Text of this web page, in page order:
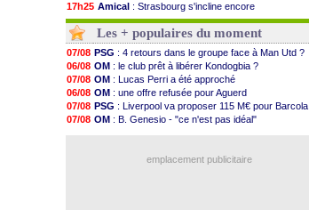
17h25 Amical : Strasbourg s'incline encore
17h08 Amical: Lille s'impose à Hambourg
16h55
Lens: Ganiou prolongé jusqu'en 2030 (officiel)
16h31 OM: le PSG, les précisions de Benatia
16h11
Amical: Paris SG-Man Utd, les compos
16h06
Amical: Chelsea corrige l'AC Milan
15h48
Argentine : Messi perd son papa
15h41
Amical: l'Inter s'offre la Juventus
15h21
Atletico: Almada rejoint River Plate (off.)
15h14
Monaco : Camara a la cote en Angleterre
: ça négocie avec le Barça pour Torres
Les + populaires du moment
07/08 PSG : 4 retours dans le groupe face à Man Utd ?
06/08 OM : le club prêt à libérer Kondogbia ?
07/08 OM : Lucas Perri a été approché
06/08 OM : une offre refusée pour Aguerd
07/08 PSG : Liverpool va proposer 115 M€ pour Barcola
07/08 OM : B. Genesio - "ce n'est pas idéal"
emplacement publicitaire